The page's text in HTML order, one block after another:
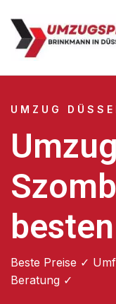
UMZUG
Beste Preise ✓
Beratung ✓